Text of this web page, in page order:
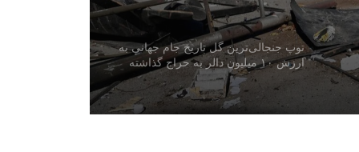
توپ جنجالی‌ترین گل تاریخ جام جهانی به
ارزش ۱۰ میلیون دالر به حراج گذاشته